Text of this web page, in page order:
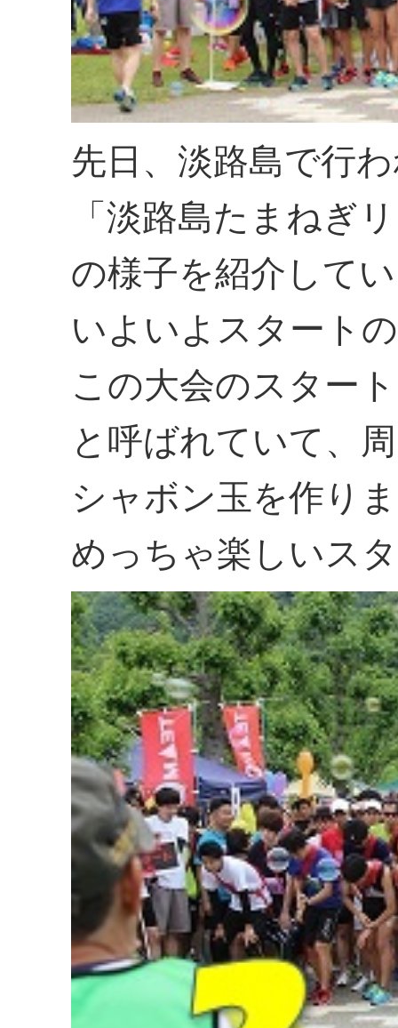
先日、淡路島で行
「淡路島たまねぎ
の様子を紹介して
いよいよスタート
この大会のスター
と呼ばれていて、
シャボン玉を作り
めっちゃ楽しいス